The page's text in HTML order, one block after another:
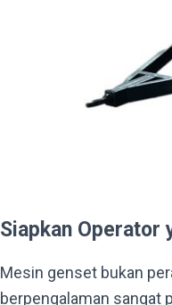
Siapkan Operator
Mesin genset bukan
berpengalaman sangat